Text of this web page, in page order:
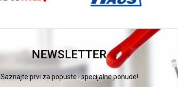
NEWSLETTER
Saznajte prvi za popuste i specijalne ponude!